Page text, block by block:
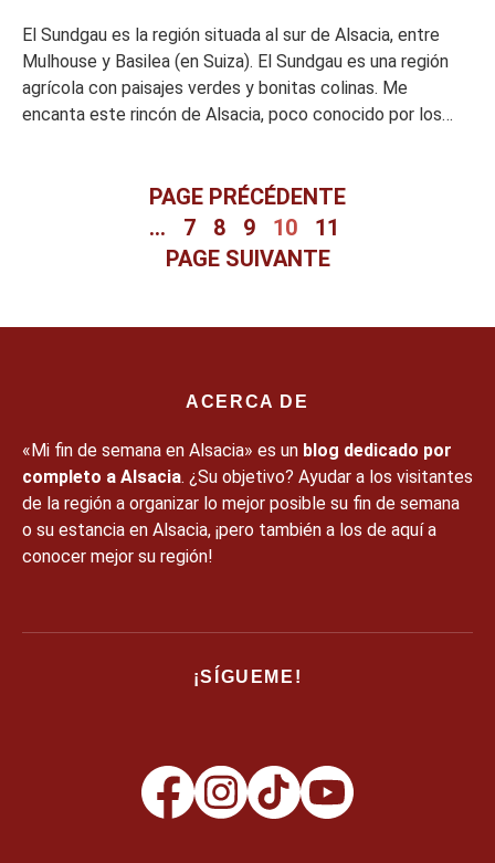
El Sundgau es la región situada al sur de Alsacia, entre
Mulhouse y Basilea (en Suiza). El Sundgau es una región
agrícola con paisajes verdes y bonitas colinas. Me
encanta este rincón de Alsacia, poco conocido por los
PAGE PRÉCÉDENTE
…
7 8 9 10
11
PAGE SUIVANTE
ACERCA DE
«Mi fin de semana en Alsacia» es un blog dedicado por
completo a Alsacia. ¿Su objetivo? Ayudar a los visitantes
de la región a organizar lo mejor posible su fin de semana
o su estancia en Alsacia, ¡pero también a los de aquí a
conocer mejor su región!
¡SÍGUEME!